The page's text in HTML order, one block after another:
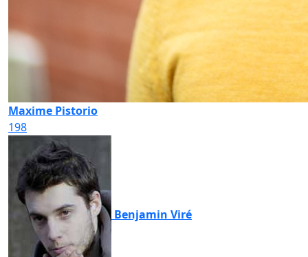
Maxime Pistorio
198
Benjamin Viré